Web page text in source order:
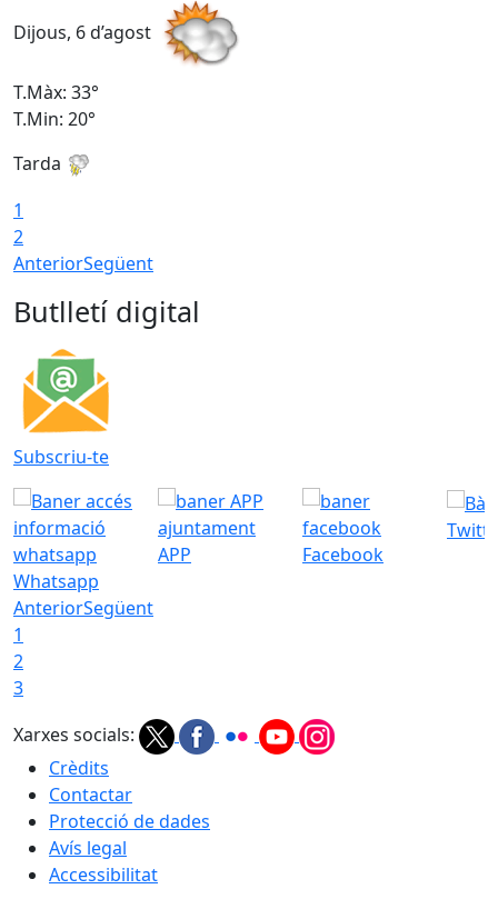
Dijous, 6 d’agost
T.Màx: 33°
T.Min: 20°
Tarda
1
2
AnteriorSegüent
Butlletí digital
Subscriu-te
Whatsapp
APP Facebook
AnteriorSegüent
1
2
3
Xarxes socials:
Crèdits
Contactar
Protecció de dades
Avís legal
Accessibilitat